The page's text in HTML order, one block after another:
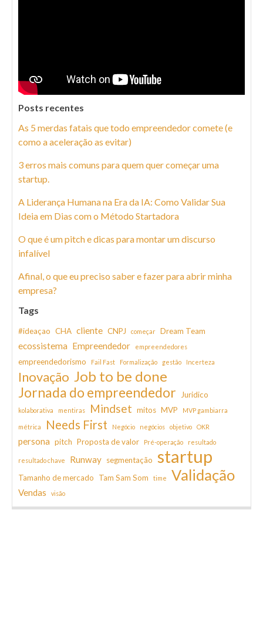
Posts recentes
As 5 merdas fatais que todo empreendedor comete (e
como a aceleração as evitar)
3 erros mais comuns para quem quer começar uma
startup.
A Liderança Humana na Era da IA: Como Validar Sua
Ideia em Dias com o Método Startadora
O que é um pitch e dicas para montar um discurso
infalível
Afinal, o que eu preciso saber e fazer para abrir minha
empresa?
Tags
#ideaçao CHA cliente CNPJ começar Dream Team
ecossistema Empreendedor empreendedores
empreendedorismo Fail Fast Formalização gestão Incerteza
Inovação Job to be done
Jornada do empreendedor Juridico
kolaborativa mentiras Mindset mitos MVP MVP gambiarra
métrica Needs First Negócio negócios objetivo OKR
persona pitch Proposta de valor Pré-operação resultado
resultado chave Runway segmentação startup
Tamanho de mercado Tam Sam Som time Validação
Vendas visão